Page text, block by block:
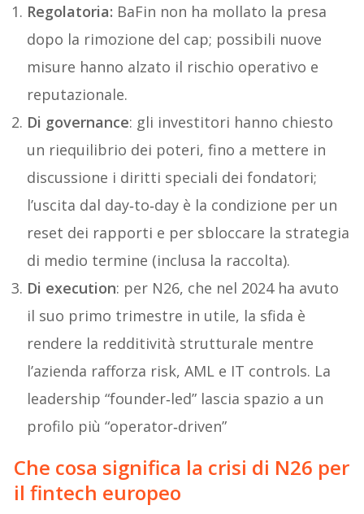
Regolatoria: BaFin non ha mollato la presa
dopo la rimozione del cap; possibili nuove
misure hanno alzato il rischio operativo e
reputazionale.
Di governance: gli investitori hanno chiesto
un riequilibrio dei poteri, fino a mettere in
discussione i diritti speciali dei fondatori;
l’uscita dal day‑to‑day è la condizione per un
reset dei rapporti e per sbloccare la strategia
di medio termine (inclusa la raccolta).
Di execution: per N26, che nel 2024 ha avuto
il suo primo trimestre in utile, la sfida è
rendere la redditività strutturale mentre
l’azienda rafforza risk, AML e IT controls. La
leadership “founder‑led” lascia spazio a un
profilo più “operator‑driven”
Che cosa significa la crisi di N26 per
il fintech europeo